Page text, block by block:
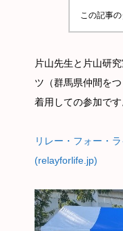
この記事
片山先生と片山研
ツ（群馬県仲間を
着用しての参加です
リレー・フォー・
(relayforlife.jp)